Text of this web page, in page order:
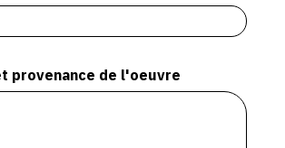
provenance de l'oeuvre